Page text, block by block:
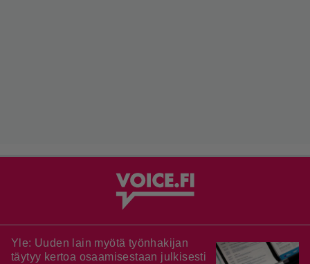
Yle: Uuden lain myötä työnhakijan
täytyy kertoa osaamisestaan julkisesti